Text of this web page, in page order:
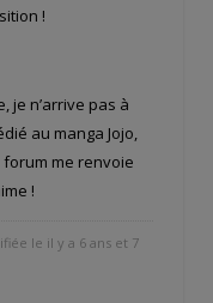
!
je n’arrive pas à
au manga Jojo,
me renvoie
!
le il y a 6 ans et 7